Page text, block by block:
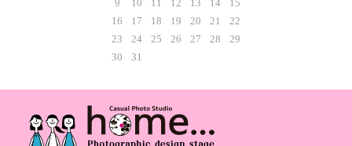
9
10 11 12 13 14
15
16
17 18 19 20 21
22
23
24 25 26 27 28
29
30
31